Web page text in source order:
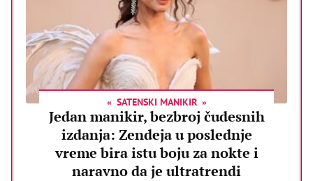
SATENSKI MANIKIR
Jedan manikir, bezbroj čudesnih
izdanja: Zendeja u poslednje
vreme bira istu boju za nokte i
naravno da je ultratrendi